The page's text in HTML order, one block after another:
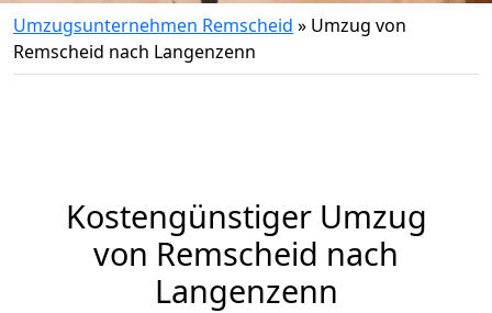
Umzugsunternehmen Remscheid » Umzug von
Remscheid nach Langenzenn
Kostengünstiger Umzug
von Remscheid nach
Langenzenn